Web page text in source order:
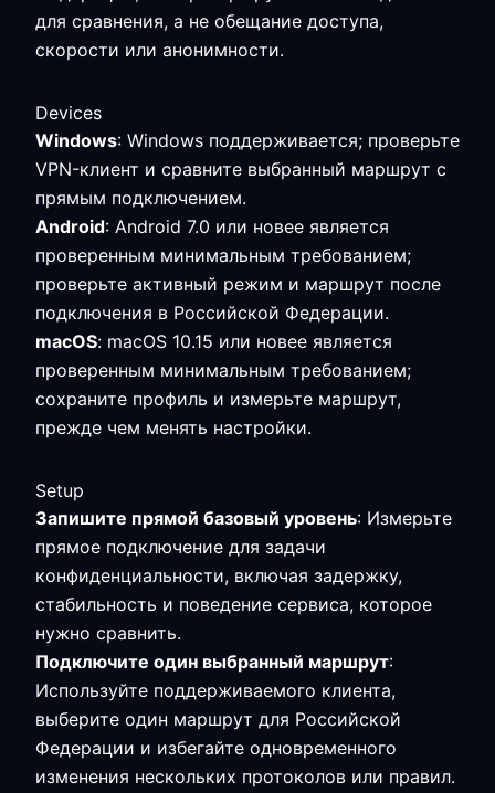
для сравнения, а не обещание доступа,
скорости или анонимности.
Devices
Windows: Windows поддерживается; проверьте
VPN-клиент и сравните выбранный маршрут с
прямым подключением.
Android: Android 7.0 или новее является
проверенным минимальным требованием;
проверьте активный режим и маршрут после
подключения в Российской Федерации.
macOS: macOS 10.15 или новее является
проверенным минимальным требованием;
сохраните профиль и измерьте маршрут,
прежде чем менять настройки.
Setup
Запишите прямой базовый уровень: Измерьте
прямое подключение для задачи
конфиденциальности, включая задержку,
стабильность и поведение сервиса, которое
нужно сравнить.
Подключите один выбранный маршрут:
Используйте поддерживаемого клиента,
выберите один маршрут для Российской
Федерации и избегайте одновременного
изменения нескольких протоколов или правил.